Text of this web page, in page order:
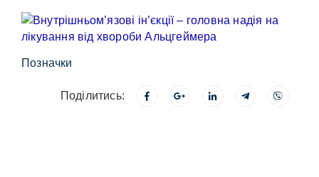
Позначки
Поділитись: